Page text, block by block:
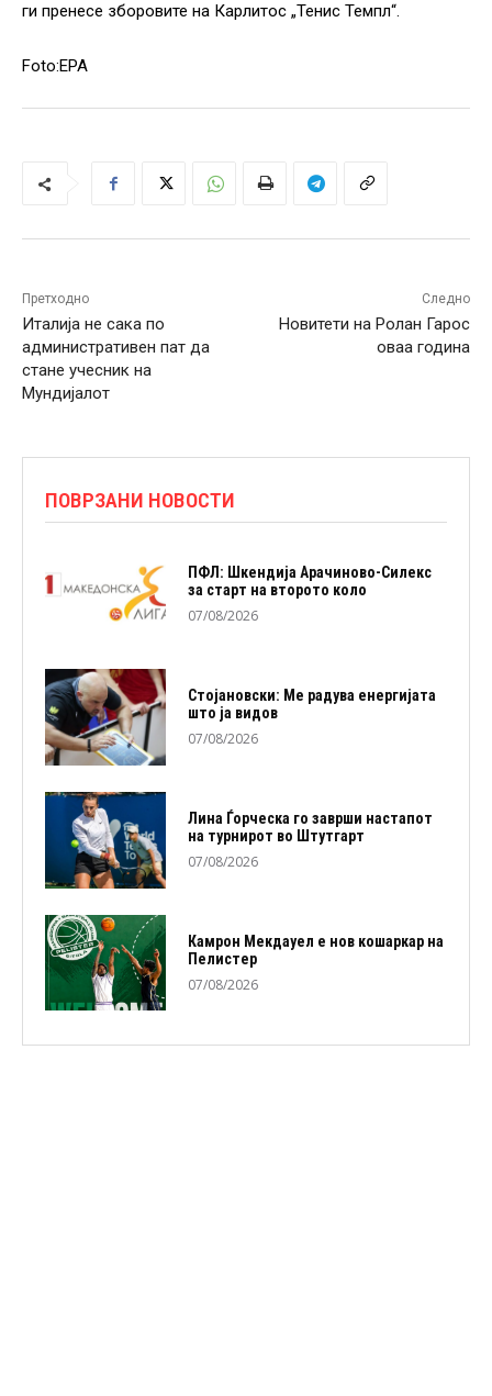
ги пренесе зборовите на Карлитос „Тенис Темпл“.
Foto:EPA
Претходно
Италија не сака по
административен пат да
стане учесник на
Мундијалот
Следно
Новитети на Ролан Гарос
оваа година
ПОВРЗАНИ НОВОСТИ
ПФЛ: Шкендија Арачиново-Силекс
за старт на второто коло
07/08/2026
Стојановски: Ме радува енергијата
што ја видов
07/08/2026
Лина Ѓорческа го заврши настапот
на турнирот во Штутгарт
07/08/2026
Камрон Мекдауел е нов кошаркар на
Пелистер
07/08/2026